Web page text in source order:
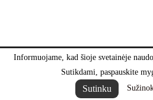
Informuojame, kad šioje svetainėje
Sutikdami, paspauskite
Sutinku